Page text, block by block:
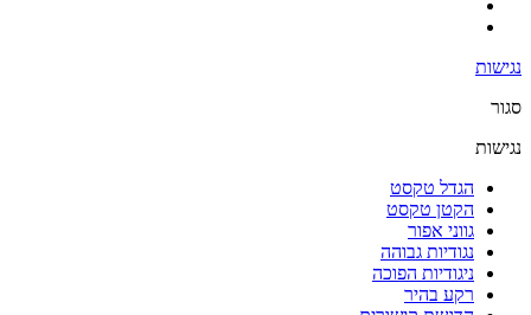
נגישות
סגור
נגישות
הגדל טקסט
הקטן טקסט
גווני אפור
נגודיות גבוהה
ניגודיות הפוכה
רקע בהיר